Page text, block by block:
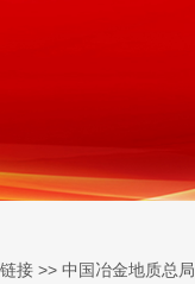
接 >> 中国冶金地质总